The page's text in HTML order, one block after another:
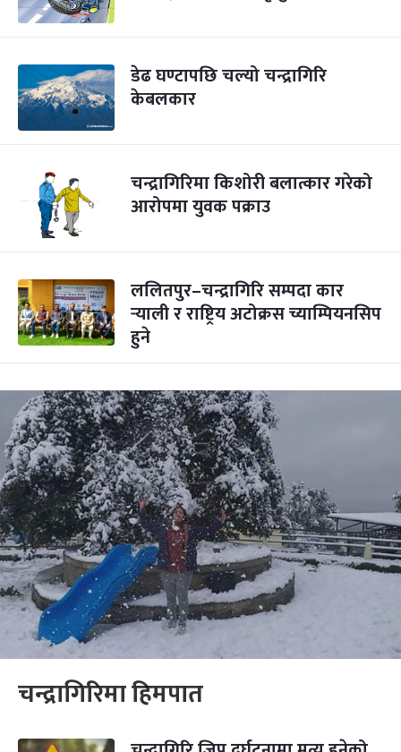
डेढ घण्टापछि चल्यो चन्द्रागिरि
केबलकार
चन्द्रागिरिमा किशोरी बलात्कार गरेको
आरोपमा युवक पक्राउ
ललितपुर–चन्द्रागिरि सम्पदा कार
र्‍याली र राष्ट्रिय अटोक्रस च्याम्पियनसिप
हुने
चन्द्रागिरिमा हिमपात